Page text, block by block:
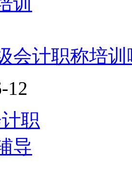
会计职称培
12